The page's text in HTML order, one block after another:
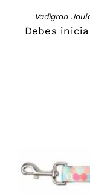
Vadigran
Debes